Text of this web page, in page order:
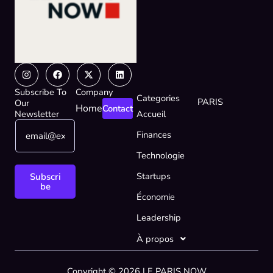
InstagramFacebook
X-
twitter
Linkedin
Subscribe To
Our
Newsletter
E
a
i
m
E
E
a
Subscri
be
Company
HomeContact
Categories
Accueil
Finances
Technologie
Startups
Économie
Leadership
À propos
PARIS